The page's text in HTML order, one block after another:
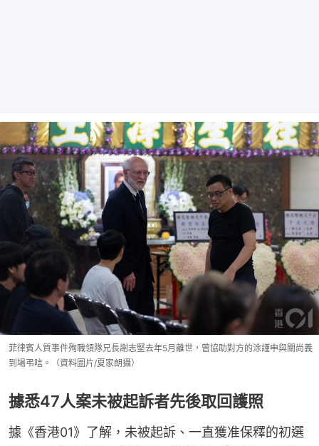
菲律賓人質事件殉職領隊兄長謝志堅去年5月離世，曾協助對方的涂謹申與關尚義
到場弔唁。（資料圖片/夏家朗攝）
據悉47人案未被起訴者先後取回護照
據《香港01》了解，未被起訴、一直獲准保釋的初選